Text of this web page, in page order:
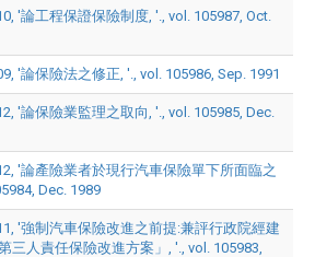
'論工程保證保險制度, '., vol. 105987, Oct.
'論保險法之修正, '., vol. 105986, Sep. 1991
'論保險業監理之取向, '., vol. 105985, Dec.
'論產險業者於現行汽車保險單下所面臨之
Dec. 1989
'強制汽車保險改進之前提:兼評行政院經建
三人責任保險改進方案」, '., vol. 105983,